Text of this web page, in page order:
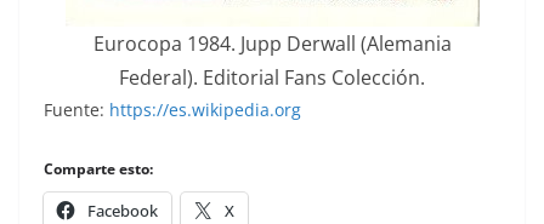
Eurocopa 1984. Jupp Derwall (Alemania
Federal). Editorial Fans Colección.
Fuente: https://es.wikipedia.org
Comparte esto:
Facebook X